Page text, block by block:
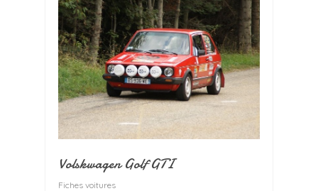
Volskwagen Golf GTI
Fiches voitures